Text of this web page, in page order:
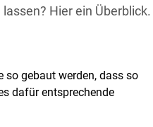
Hier ein Überblick.
so gebaut werden, dass so
dafür entsprechende